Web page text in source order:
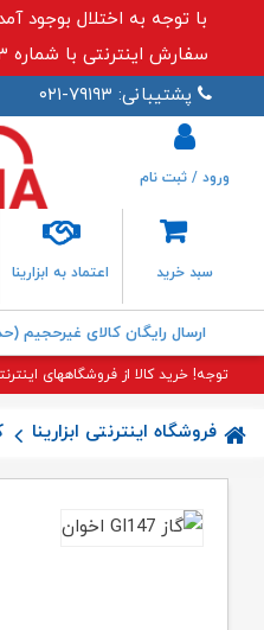
با توجه به اختلال بوجود
سفارش اینترنتی با شماره ۰۲۱۷۹۱۹۳ تماس حاصل نمایید
پشتیبانی: ۷۹۱۹۳-۰۲۱
سبد خرید اعتماد به ابزارینا
ورود / ثبت نام
ارسال رایگان کالای غیرحجیم (حداقل سفارش
توجه! خرید کالا از فروشگاههای
فروشگاه اینترنتی ابزارینا